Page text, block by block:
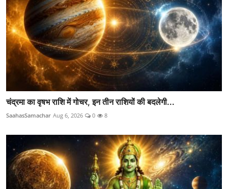
चंद्रमा का वृषभ राशि में गोचर, इन तीन राशियों की बदलेगी...
SaahasSamachar Aug 6, 2026 0 8